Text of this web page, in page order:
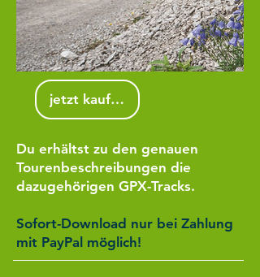
jetzt kaufen
Du erhältst zu den genauen
Tourenbeschreibungen die
dazugehörigen GPX-Tracks.
Sofort-Download nur bei Zahlung
mit PayPal möglich!